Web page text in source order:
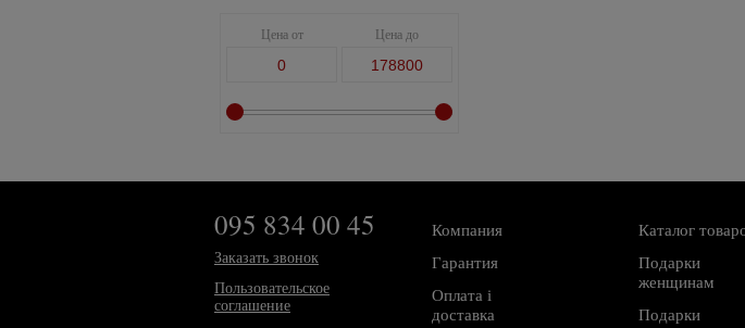
Цена от Цена до
095 834 00 45
Заказать звонок
Пользовательское
соглашение
Компания
Гарантия
Оплата і
доставка
Каталог
Подарки
женщинам
Подарки